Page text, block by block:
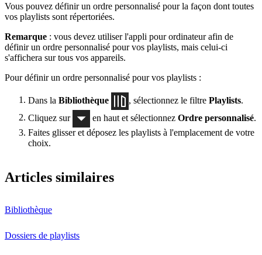
Vous pouvez définir un ordre personnalisé pour la façon dont toutes
vos playlists sont répertoriées.
Remarque : vous devez utiliser l'appli pour ordinateur afin de
définir un ordre personnalisé pour vos playlists, mais celui-ci
s'affichera sur tous vos appareils.
Pour définir un ordre personnalisé pour vos playlists :
Dans la Bibliothèque , sélectionnez le filtre Playlists.
Cliquez sur
en haut et sélectionnez Ordre personnalisé.
Faites glisser et déposez les playlists à l'emplacement de votre
choix.
Articles similaires
Bibliothèque
Dossiers de playlists